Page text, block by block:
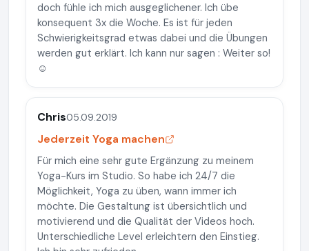
doch fühle ich mich ausgeglichener. Ich übe
konsequent 3x die Woche. Es ist für jeden
Schwierigkeitsgrad etwas dabei und die Übungen
werden gut erklärt. Ich kann nur sagen : Weiter so!
☺️
Chris05.09.2019
Jederzeit Yoga machen
Für mich eine sehr gute Ergänzung zu meinem
Yoga-Kurs im Studio. So habe ich 24/7 die
Möglichkeit, Yoga zu üben, wann immer ich
möchte. Die Gestaltung ist übersichtlich und
motivierend und die Qualität der Videos hoch.
Unterschiedliche Level erleichtern den Einstieg.